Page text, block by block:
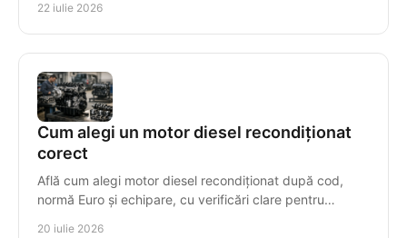
22 iulie 2026
Cum alegi un motor diesel recondiționat
corect
Află cum alegi motor diesel recondiționat după cod,
normă Euro și echipare, cu verificări clare pentru
20 iulie 2026